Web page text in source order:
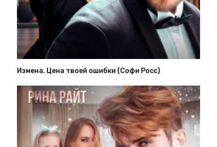
Измена. Цена твоей ошибки (Софи Росс)